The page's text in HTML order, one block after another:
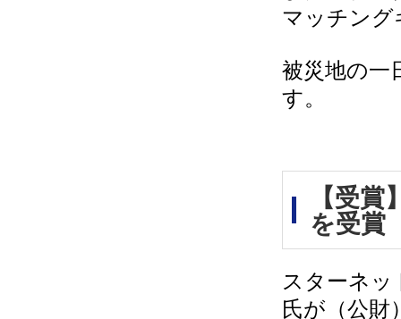
マッチング
被災地の一
す。
【受
を受賞
スターネッ
氏が（公財